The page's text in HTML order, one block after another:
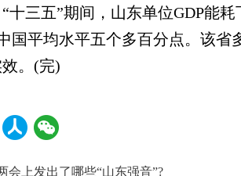
三五”期间，山东单位GDP能耗
国平均水平五个多百分点。该
。(完)
会上发出了哪些“山东强音”?